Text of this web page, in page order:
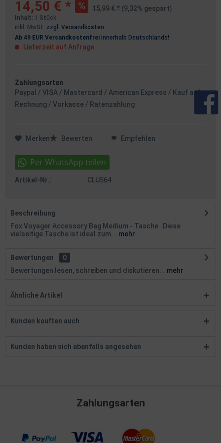
14,50 € * 15,99 € * (9,32% gespart)
Inhalt: 1 Stück
inkl. MwSt. zzgl. Versandkosten
Ab 49 EUR Versandkostenfrei innerhalb Deutschlands!
Lieferzeit auf Anfrage
Zahlungsarten
Paypal / VISA / Mastercard / American Express / Kauf auf
Rechnung / Vorkasse / Ratenzahlung
Merken Bewerten Empfehlen
Artikel-Nr.: CLU564
Beschreibung
Fox Voyager Accessory Bag Medium - Tasche Diese
vielseitige Tasche ist ideal zum...
mehr
Bewertungen
0
Bewertungen lesen, schreiben und diskutieren...
mehr
Ähnliche Artikel
Kunden kauften auch
Kunden haben sich ebenfalls angesehen
Zahlungsarten